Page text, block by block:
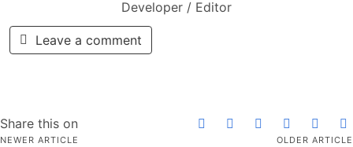
Developer / Editor
Leave a comment
Share this on
NEWER ARTICLE OLDER ARTICLE